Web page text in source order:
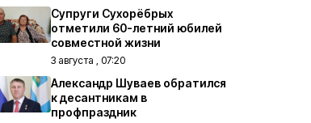
Супруги Сухорёбрых
отметили 60-летний юбилей
совместной жизни
3 августа , 07:20
Александр Шуваев обратился
к десантникам в
профпраздник